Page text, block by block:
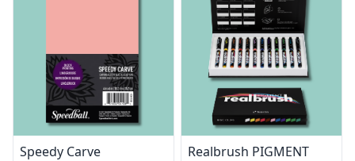
Speedy Carve
Realbrush PIGMENT